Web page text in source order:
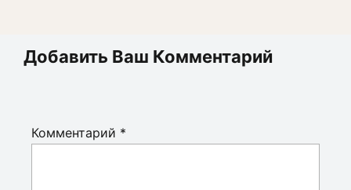
Добавить Ваш Комментарий
Комментарий *